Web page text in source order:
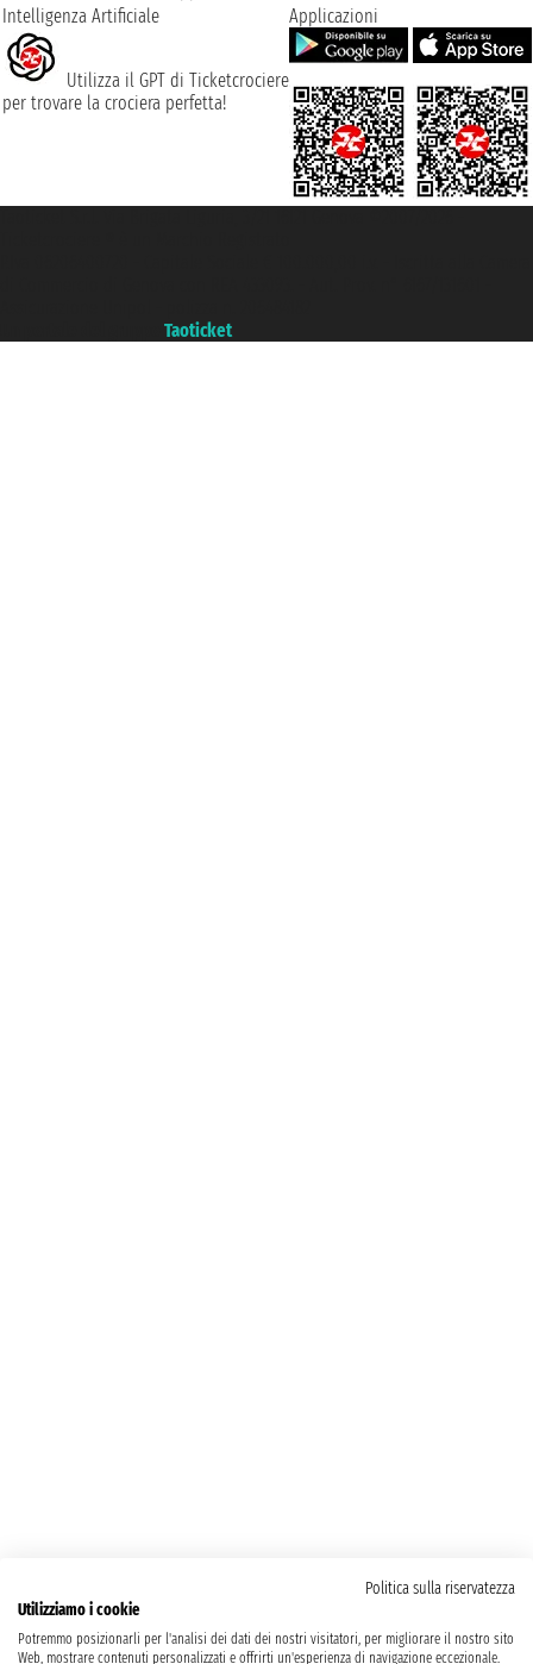
Intelligenza Artificiale
Utilizza il GPT di Ticketcrociere
per trovare la crociera perfetta!
Applicazioni
Taoticket
Politica sulla riservatezza
Utilizziamo i cookie
Potremmo posizionarli per l'analisi dei dati dei nostri visitatori, per migliorare il nostro sito
Web, mostrare contenuti personalizzati e offrirti un'esperienza di navigazione eccezionale.